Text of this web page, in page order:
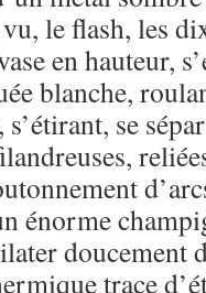
le flash, les
en hauteur,
blanche,
se
énorme
doucement
trace